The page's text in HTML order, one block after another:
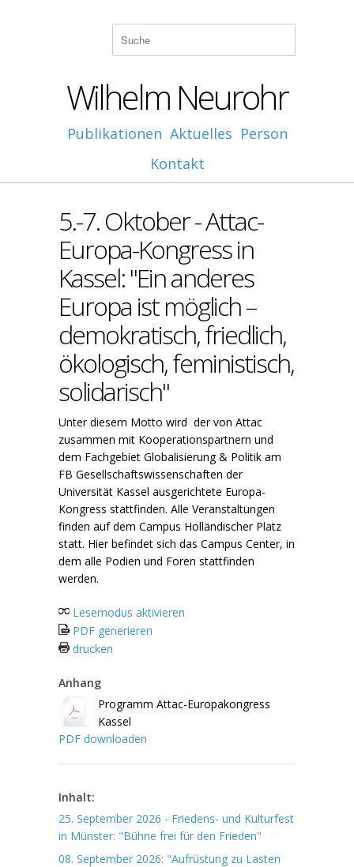
Wilhelm Neurohr
Publikationen Aktuelles Person
Kontakt
5.-7. Oktober - Attac-
Europa-Kongress in
Kassel: "Ein anderes
Europa ist möglich –
demokratisch, friedlich,
ökologisch, feministisch,
solidarisch"
Unter diesem Motto wird der von Attac
zusammen mit Kooperationspartnern und
dem Fachgebiet Globalisierung & Politik am
FB Gesellschaftswissenschaften der
Universität Kassel ausgerichtete Europa-
Kongress stattfinden. Alle Veranstaltungen
finden auf dem Campus Holländischer Platz
statt. Hier befindet sich das Campus Center, in
dem alle Podien und Foren stattfinden
werden.
Lesemodus aktivieren
PDF generieren
drucken
Anhang
Programm Attac-Europakongress
Kassel
PDF downloaden
Inhalt:
25. September 2026 - Friedens- und Kulturfest
in Münster: "Bühne frei für den Frieden"
08. September 2026: "Aufrüstung zu Lasten